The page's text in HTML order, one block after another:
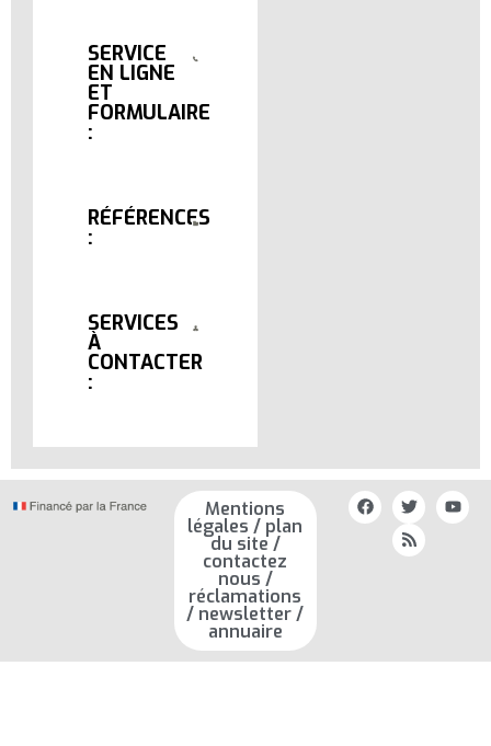
SERVICE
EN LIGNE
ET
FORMULAIRE
:
RÉFÉRENCES
:
SERVICES
À
CONTACTER
:
Mentions
légales / plan
du site /
contactez
nous /
réclamations
/ newsletter /
annuaire